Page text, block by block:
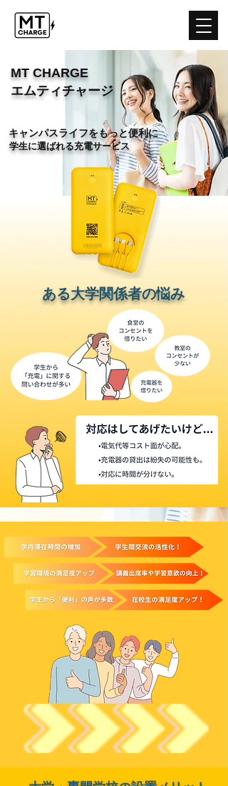
MT CHARGE
​エムティチャージ
キャンパスライフをもっと便利に
学生に選ばれる充電サービス
ある大学関係者の悩み